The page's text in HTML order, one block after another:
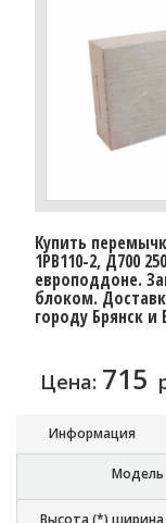
Купить
1PB110-2, Д700
европоддоне.
блоком.
городу Брянск и
Цена: 715
Информация
Модель